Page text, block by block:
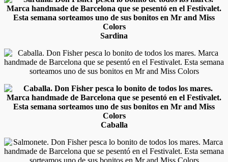
Sardina
Caballa